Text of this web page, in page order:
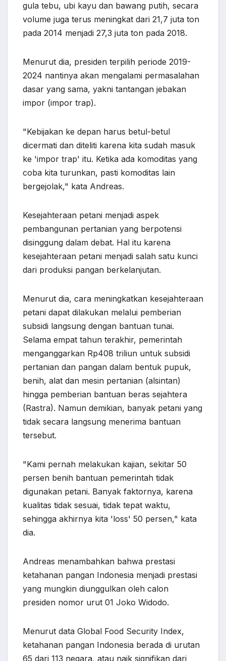
gula tebu, ubi kayu dan bawang putih, secara
volume juga terus meningkat dari 21,7 juta ton
pada 2014 menjadi 27,3 juta ton pada 2018.
Menurut dia, presiden terpilih periode 2019-
2024 nantinya akan mengalami permasalahan
dasar yang sama, yakni tantangan jebakan
impor (impor trap).
"Kebijakan ke depan harus betul-betul
dicermati dan diteliti karena kita sudah masuk
ke 'impor trap' itu. Ketika ada komoditas yang
coba kita turunkan, pasti komoditas lain
bergejolak," kata Andreas.
Kesejahteraan petani menjadi aspek
pembangunan pertanian yang berpotensi
disinggung dalam debat. Hal itu karena
kesejahteraan petani menjadi salah satu kunci
dari produksi pangan berkelanjutan.
Menurut dia, cara meningkatkan kesejahteraan
petani dapat dilakukan melalui pemberian
subsidi langsung dengan bantuan tunai.
Selama empat tahun terakhir, pemerintah
menganggarkan Rp408 triliun untuk subsidi
pertanian dan pangan dalam bentuk pupuk,
benih, alat dan mesin pertanian (alsintan)
hingga pemberian bantuan beras sejahtera
(Rastra). Namun demikian, banyak petani yang
tidak secara langsung menerima bantuan
tersebut.
"Kami pernah melakukan kajian, sekitar 50
persen benih bantuan pemerintah tidak
digunakan petani. Banyak faktornya, karena
kualitas tidak sesuai, tidak tepat waktu,
sehingga akhirnya kita 'loss' 50 persen," kata
dia.
Andreas menambahkan bahwa prestasi
ketahanan pangan Indonesia menjadi prestasi
yang mungkin diunggulkan oleh calon
presiden nomor urut 01 Joko Widodo.
Menurut data Global Food Security Index,
ketahanan pangan Indonesia berada di urutan
65 dari 113 negara, atau naik signifikan dari